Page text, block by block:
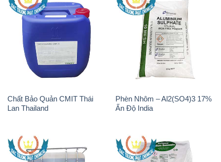
Chất tạo bọt Las P Tico Tank
IBC Bồn Việt Nam
Sodium Benzoate – Mốc Bột
Kalama Food Grade Mỹ Usa
H2O2 – Hydrogen Peroxide
50% Thái Lan Solvay
K2Co3 – Potassium
Carbonate Mỹ USA